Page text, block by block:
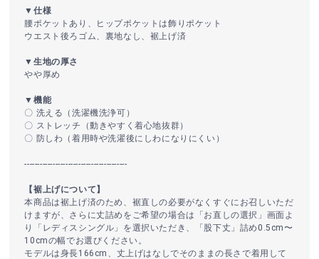
▼仕様
腰ポケットあり、ヒップポケットは飾りポケット
ウエスト後ろゴム、裏地なし、裾上げ済
▼生地の厚さ
やや厚め
▼機能
〇 洗える（洗濯機洗浄可）
〇 ストレッチ（動きやすく着心地抜群）
〇 防しわ（着用時や洗濯後にしわになりにくい）
----------------------------------------
【裾上げについて】
本商品は裾上げ済のため、裾直しの必要がなくすぐにお召しいただ
けますが、さらに丈詰めをご希望の場合は「お直しの選択」画面よ
り「レディスシングル」を選択いただき、「股下丈」詰め0.5cm〜
10cmの幅でお選びください。
モデルは身長166cm、丈上げはなしでそのままの長さで着用して